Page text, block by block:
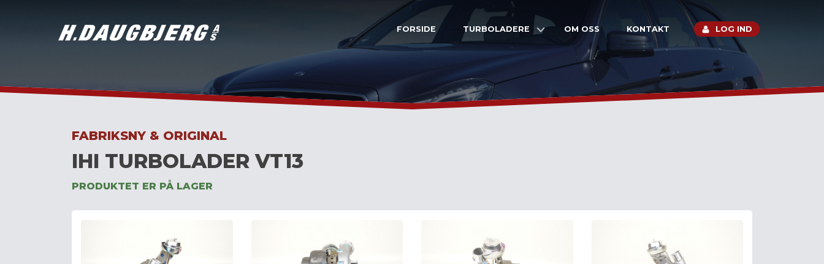
FORSIDE TURBOLADERE OM OSS KONTAKT LOG IND
FABRIKSNY & ORIGINAL
IHI TURBOLADER VT13
PRODUKTET ER PÅ LAGER